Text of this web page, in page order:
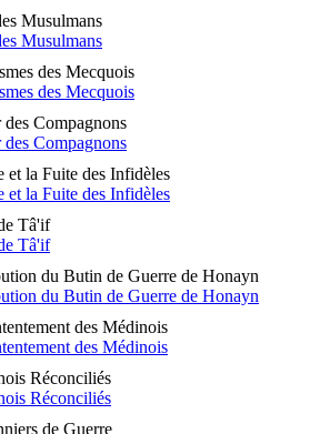
Musulmans
Musulmans
des Mecquois
des Mecquois
Compagnons
Compagnons
et la Fuite des Infidèles
et la Fuite des Infidèles
Tâ'if
Tâ'if
du Butin de Guerre de Honayn
du Butin de Guerre de Honayn
des Médinois
des Médinois
Réconciliés
Réconciliés
de Guerre